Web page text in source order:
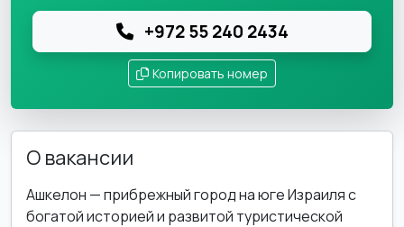
+972 55 240 2434
Копировать номер
О вакансии
Ашкелон — прибрежный город на юге Израиля с
богатой историей и развитой туристической